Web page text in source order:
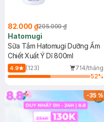
82.000 ₫205.000 ₫
Hatomugi
Sữa Tắm Hatomugi Dưỡng Ẩm
Chiết Xuất Ý Dĩ 800ml
4.9 (123)
714/tháng
52%
-35%